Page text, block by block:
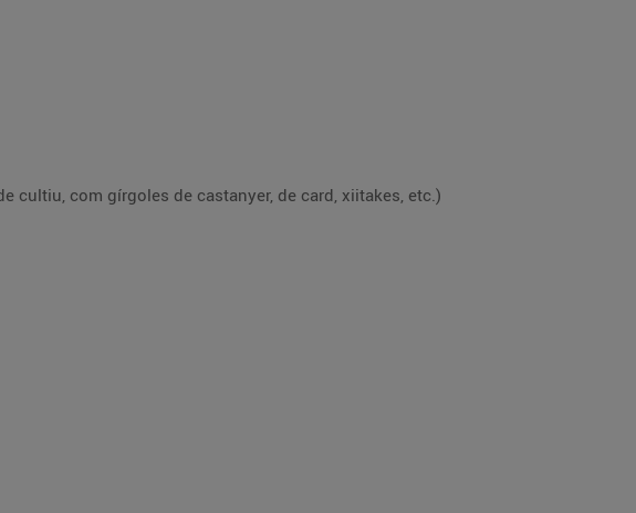
cultiu, com gírgoles de castanyer, de card, xiitakes, etc.)